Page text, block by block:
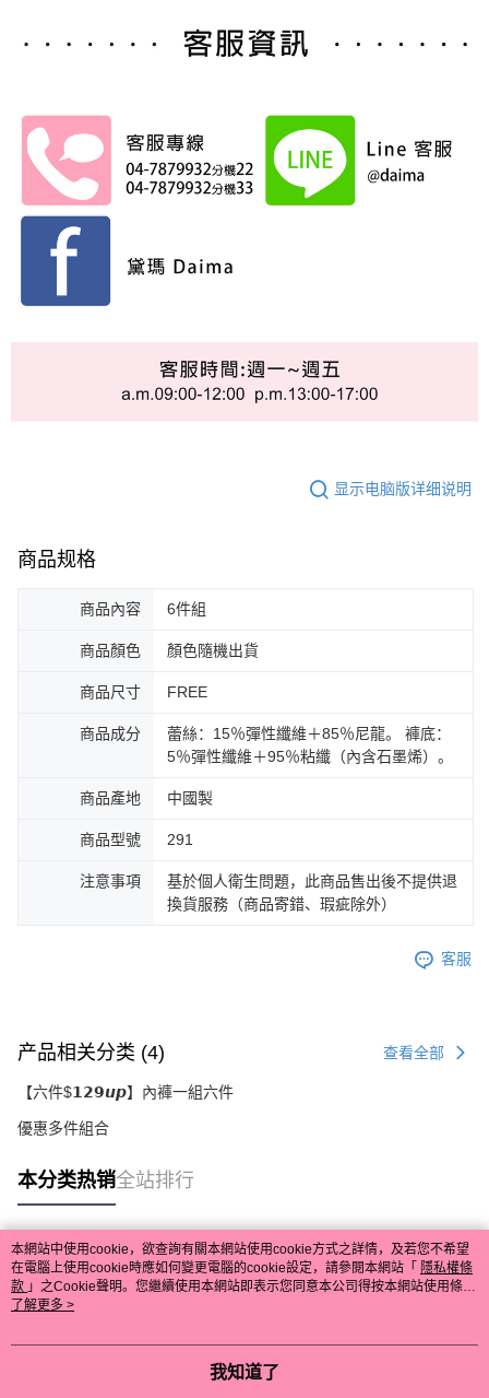
显示电脑版详细说明
商品规格
商品內容 6件組
商品顏色 顏色隨機出貨
商品尺寸 FREE
商品成分
蕾絲：15％彈性纖維＋85％尼龍。 褲底：
5％彈性纖維＋95％粘纖（內含石墨烯）。
商品產地 中國製
商品型號 291
注意事項
基於個人衛生問題，此商品售出後不提供退
換貨服務（商品寄錯、瑕疵除外）
客服
产品相关分类 (4) 查看全部
【六件$𝟭𝟮𝟵𝙪𝙥】內褲一組六件
優惠多件組合
本分类热销全站排行
热门标签
本網站中使用cookie，欲查詢有關本網站使用cookie方式之詳情，及若您不希望
在電腦上使用cookie時應如何變更電腦的cookie設定，請參閱本網站「 隱私權條
款 」之Cookie聲明。您繼續使用本網站即表示您同意本公司得按本網站使用條款
之Cookie聲明使用cookie。
了解更多 >
我知道了